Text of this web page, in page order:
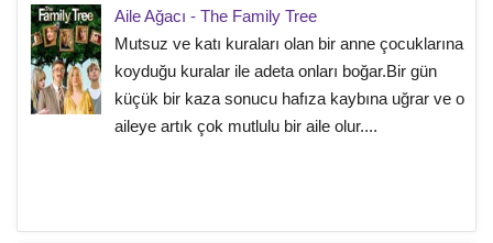
Aile Ağacı - The Family Tree
Mutsuz ve katı kuraları olan bir anne çocuklarına
koyduğu kuralar ile adeta onları boğar.Bir gün
küçük bir kaza sonucu hafıza kaybına uğrar ve o
aileye artık çok mutlulu bir aile olur....